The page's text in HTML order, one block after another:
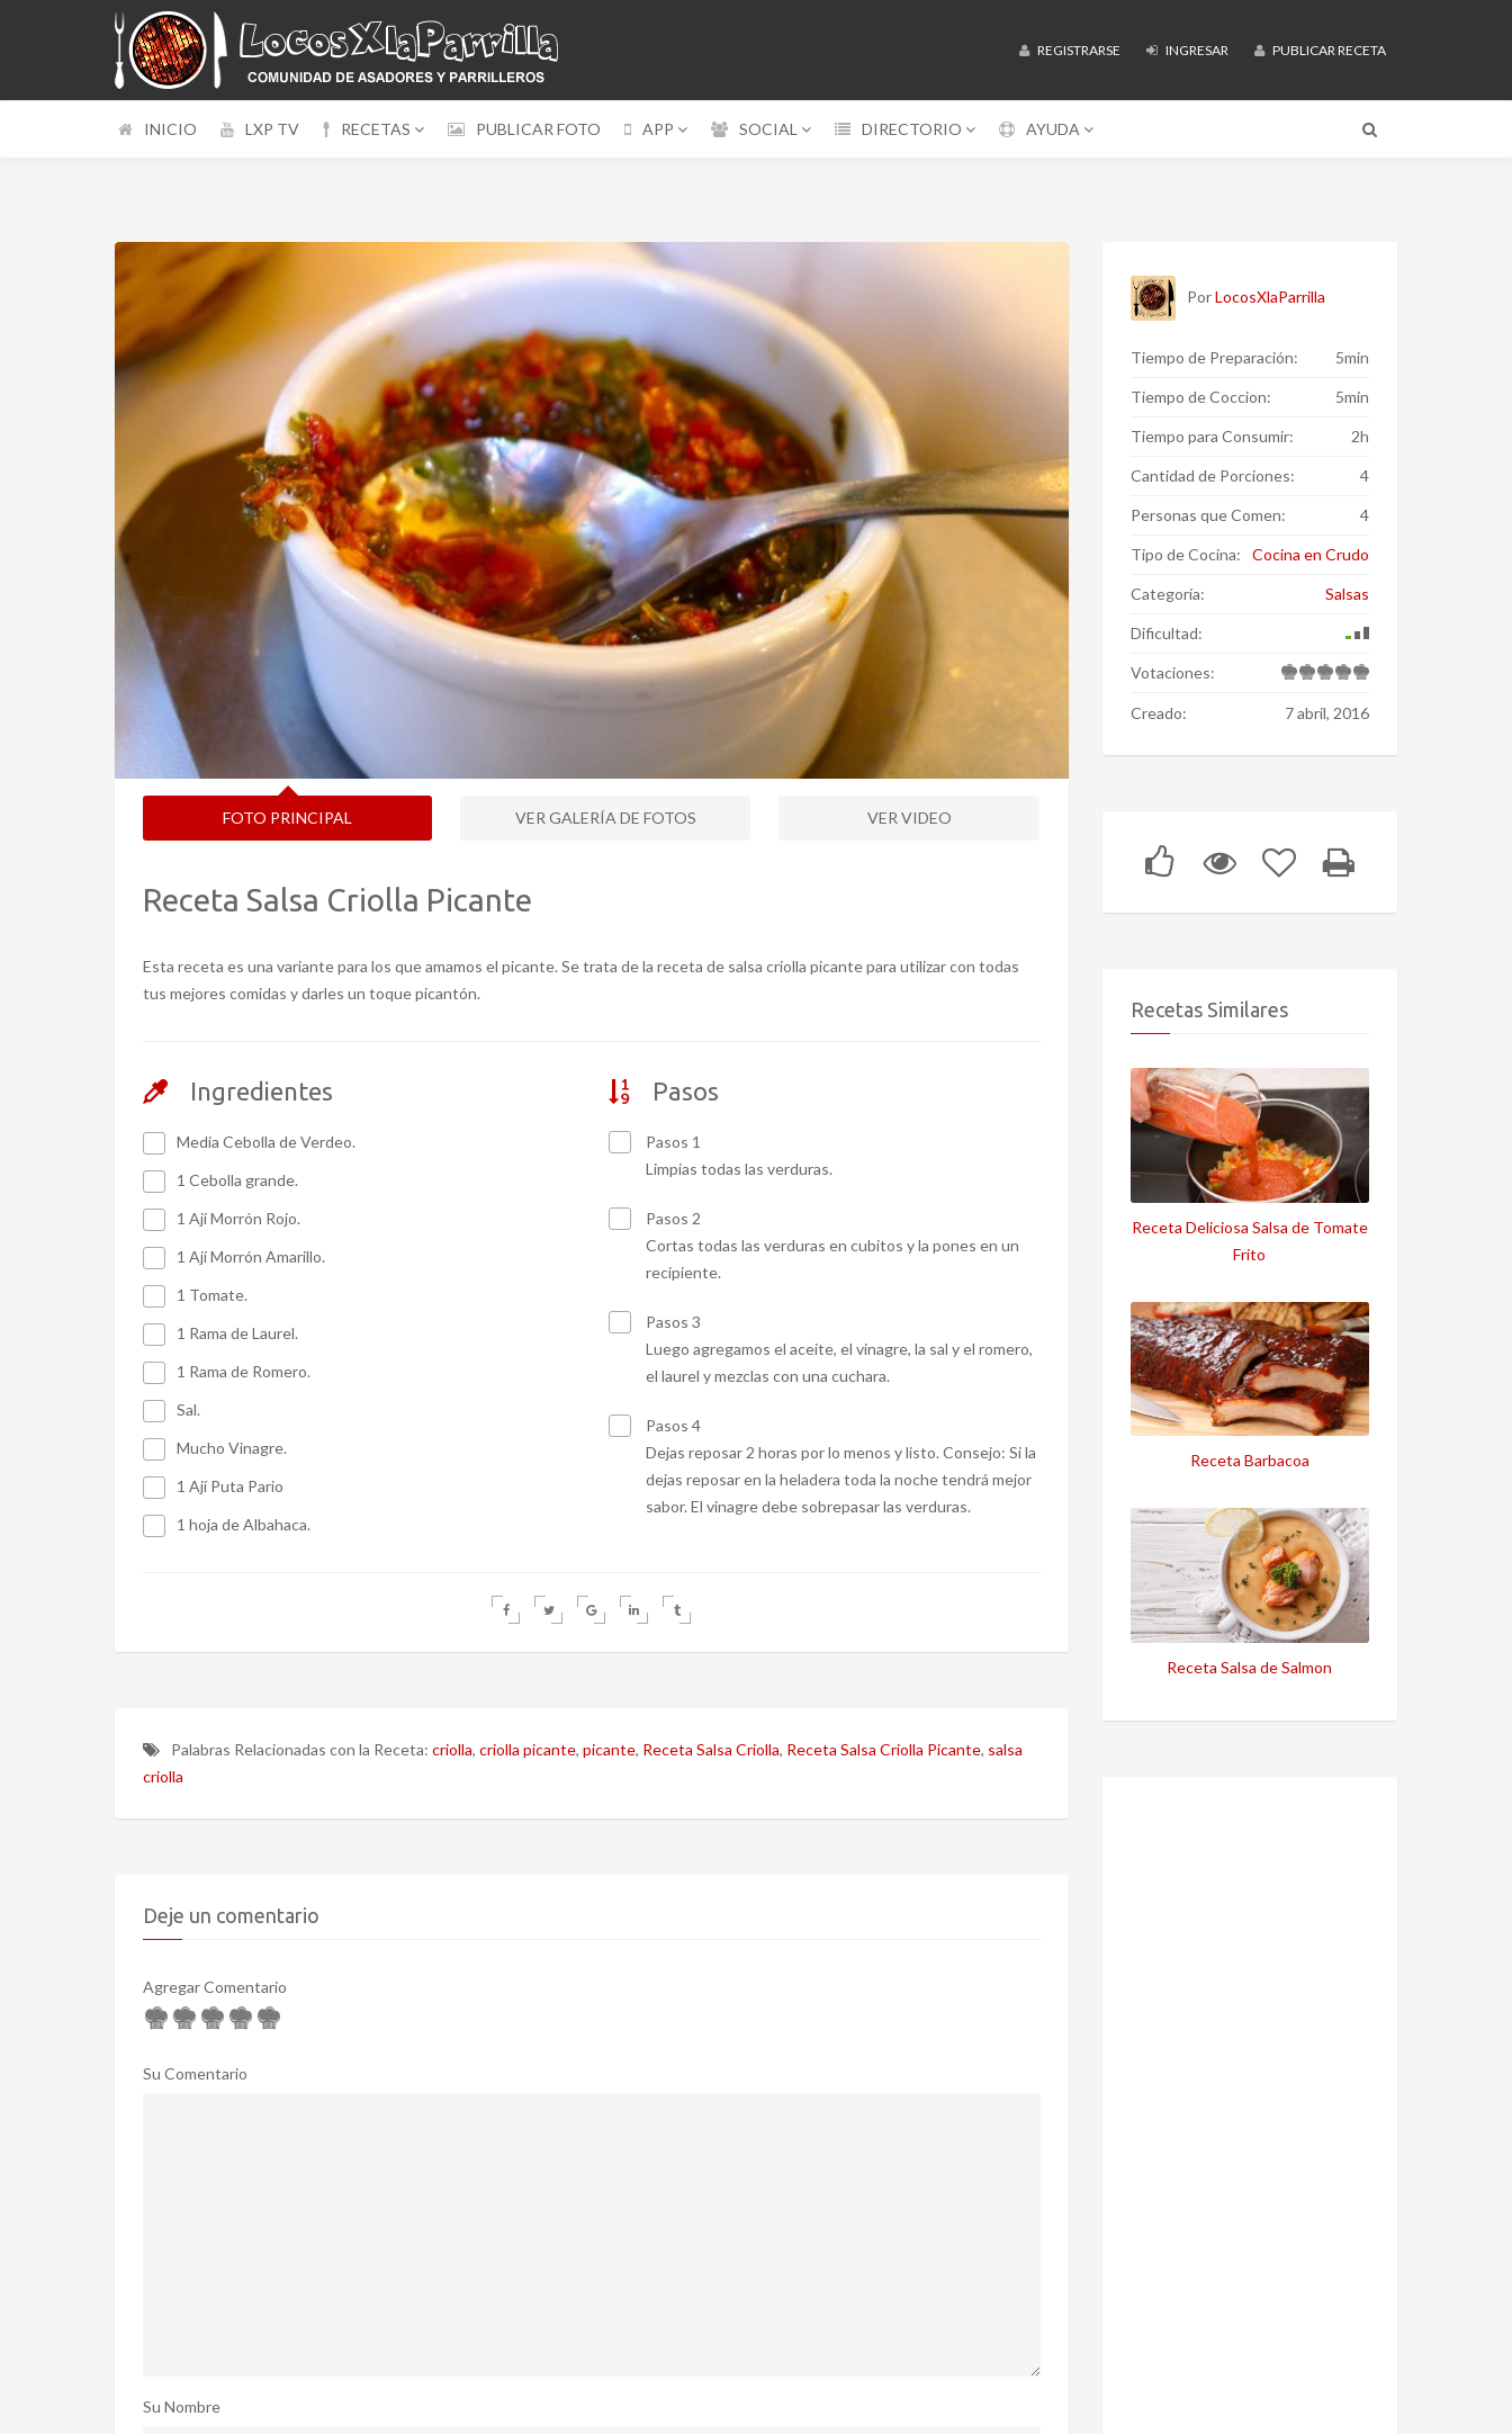
REGISTRARSE INGRESAR PUBLICAR RECETA
INICIO LXP TV RECETAS PUBLICAR FOTO APP SOCIAL DIRECTORIO AYUDA
FOTO PRINCIPAL VER GALERÍA DE FOTOS VER VIDEO
Receta Salsa Criolla Picante
Esta receta es una variante para los que amamos el picante. Se trata de la receta de salsa criolla picante para utilizar con todas
tus mejores comidas y darles un toque picantón.
Ingredientes
Media Cebolla de Verdeo.
1 Cebolla grande.
1 Ají Morrón Rojo.
1 Ají Morrón Amarillo.
1 Tomate.
1 Rama de Laurel.
1 Rama de Romero.
Sal.
Mucho Vinagre.
1 Ají Puta Pario
1 hoja de Albahaca.
Pasos
Pasos 1
Limpias todas las verduras.
Pasos 2
Cortas todas las verduras en cubitos y la pones en un
recipiente.
Pasos 3
Luego agregamos el aceite, el vinagre, la sal y el romero,
el laurel y mezclas con una cuchara.
Pasos 4
Dejas reposar 2 horas por lo menos y listo. Consejo: Si la
dejas reposar en la heladera toda la noche tendrá mejor
sabor. El vinagre debe sobrepasar las verduras.
Palabras Relacionadas con la Receta: criolla, criolla picante, picante, Receta Salsa Criolla, Receta Salsa Criolla Picante, salsa
criolla
Deje un comentario
Agregar Comentario
Su Comentario
Su Nombre
PorLocosXlaParrilla
Tiempo de Preparación: 5min
Tiempo de Coccion: 5min
Tiempo para Consumir: 2h
Cantidad de Porciones: 4
Personas que Comen: 4
Tipo de Cocina: Cocina en Crudo
Categoría: Salsas
Dificultad:
Votaciones:
Creado: 7 abril, 2016
Recetas Similares
Receta Deliciosa Salsa de Tomate
Frito
Receta Barbacoa
Receta Salsa de Salmon